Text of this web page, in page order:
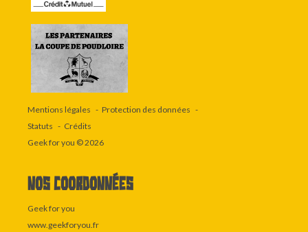
Mentions légales
Protection des données
Statuts
Crédits
Geek for you © 2026
Nos coordonnées
Geek for you
www.geekforyou.fr